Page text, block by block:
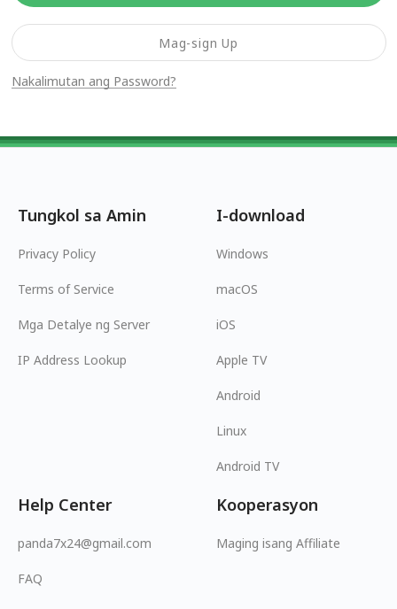
Nakalimutan ang Password?
Mag-sign Up
Tungkol sa Amin
Privacy Policy
Terms of Service
Mga Detalye ng Server
IP Address Lookup
I-download
Windows
macOS
iOS
Apple TV
Android
Linux
Android TV
Help Center
panda7x24@gmail.com
FAQ
Kooperasyon
Maging isang Affiliate